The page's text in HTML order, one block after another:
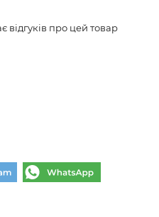
відгуків про цей товар